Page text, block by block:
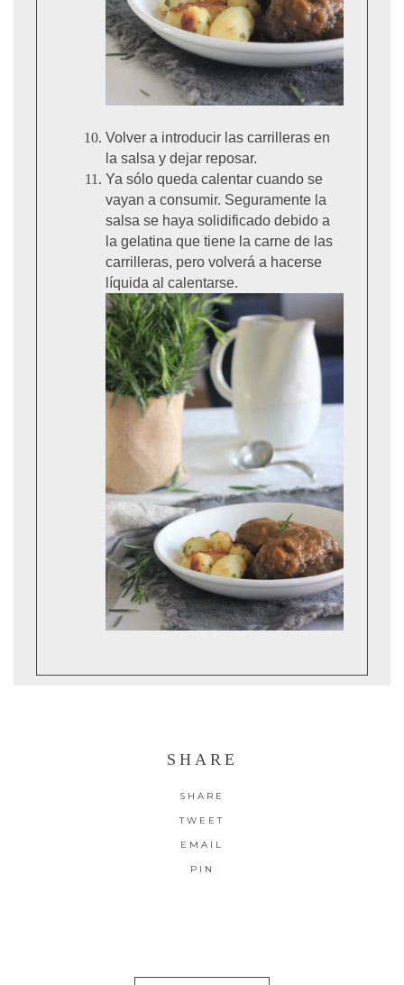
Volver a introducir las carrilleras en
la salsa y dejar reposar.
Ya sólo queda calentar cuando se
vayan a consumir. Seguramente la
salsa se haya solidificado debido a
la gelatina que tiene la carne de las
carrilleras, pero volverá a hacerse
líquida al calentarse.
SHARE
SHARE
TWEET
EMAIL
PIN